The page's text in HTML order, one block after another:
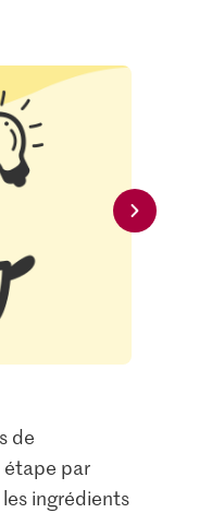
de
étape par
ingrédients